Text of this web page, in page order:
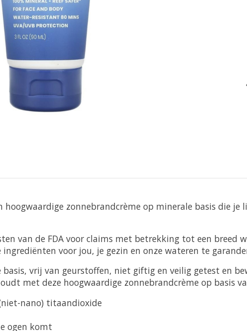
hoogwaardige zonnebrandcrème op minerale basis die
van de FDA voor claims met betrekking tot een breed
voor jou, je gezin en onze wateren te
vrij van geurstoffen, niet giftig en veilig getest en
met deze hoogwaardige zonnebrandcrème op basis
nano) titaandioxide
ogen komt